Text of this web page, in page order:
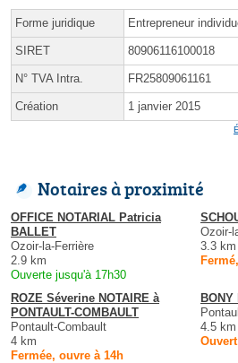
Forme juridique Entrepreneur
SIRET 80906116100018
N° TVA Intra. FR25809061161
Création 1 janvier 2015
Notaires à proximité
OFFICE NOTARIAL Patricia
BALLET
Ozoir-la-Ferrière
2.9 km
Ouverte jusqu'à 17h30
Ozoir-
3.3 km
ROZE Séverine NOTAIRE à
PONTAULT-COMBAULT
Pontault-Combault
4 km
Fermée, ouvre à 14h
4.5 km